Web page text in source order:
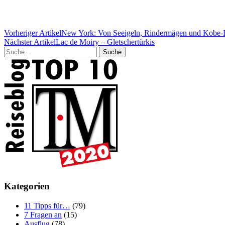
Vorheriger ArtikelNew York: Von Seeigeln, Rindermägen und Kobe-
Nächster ArtikelLac de Moiry – Gletschertürkis
Suche
Kategorien
11 Tipps für… (79)
7 Fragen an (15)